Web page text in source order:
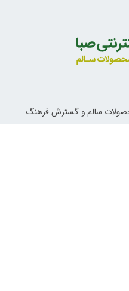
سالم و گسترش فرهنگ